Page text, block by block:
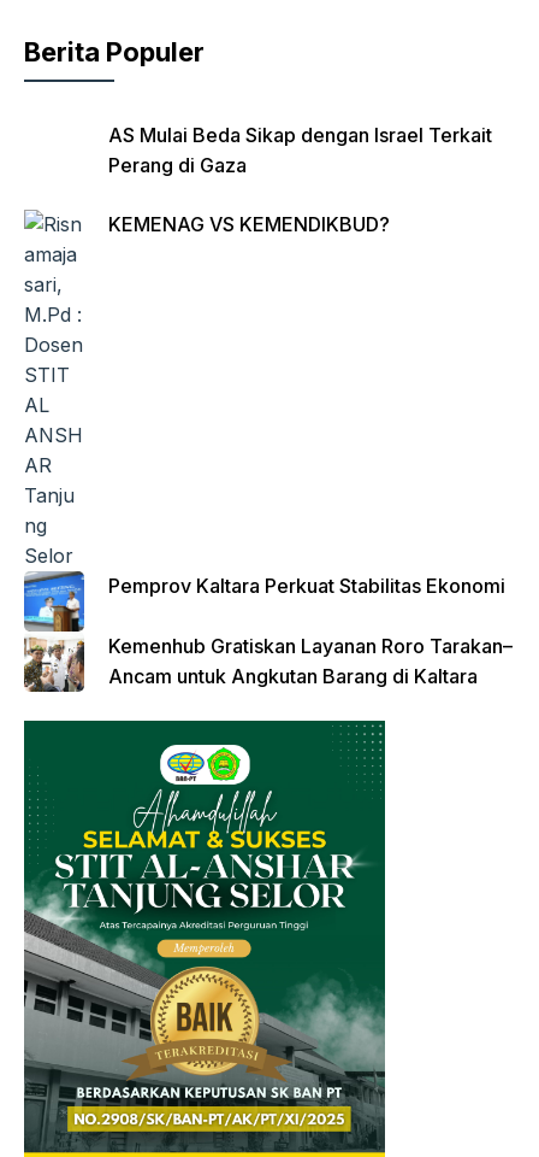
k
Berita Populer
AS Mulai Beda Sikap dengan Israel Terkait
Perang di Gaza
KEMENAG VS KEMENDIKBUD?
Pemprov Kaltara Perkuat Stabilitas Ekonomi
Kemenhub Gratiskan Layanan Roro Tarakan–
Ancam untuk Angkutan Barang di Kaltara